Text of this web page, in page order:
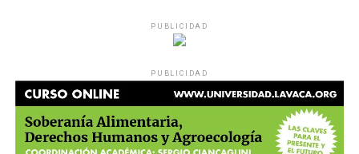
PUBLICIDAD
PUBLICIDAD